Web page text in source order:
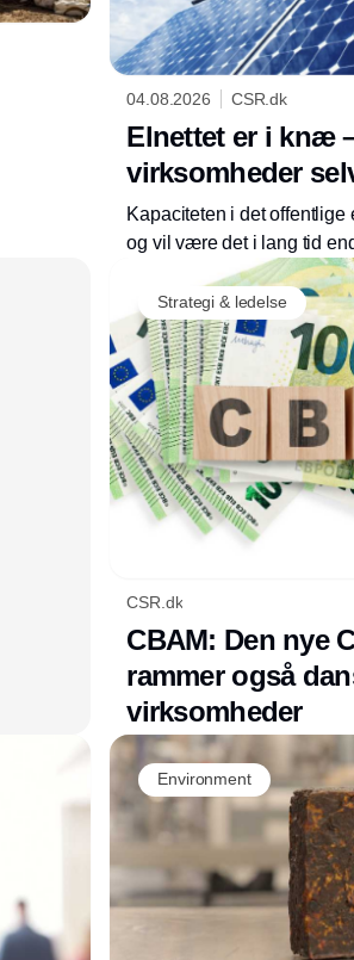
04.08.2026 CSR.dk
Elnettet er i knæ
virksomheder
Kapaciteten i det
og vil være det i lang tid
være en god idé at
af elnettet. For eksempel
batteriløsning, der også
omstilling.
Strategi & ledelse
CSR.dk
CBAM: Den nye
rammer også
virksomheder
Environment